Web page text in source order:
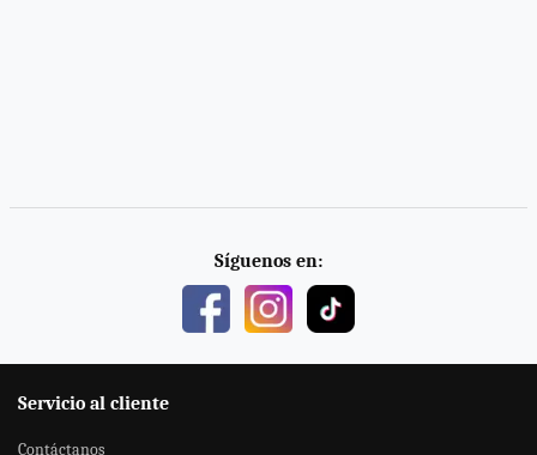
Síguenos en:
Servicio al cliente
Contáctanos